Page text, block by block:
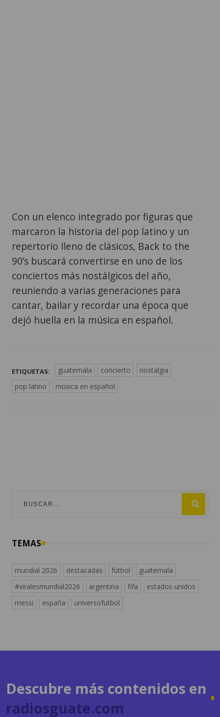
Con un elenco integrado por figuras que
marcaron la historia del pop latino y un
repertorio lleno de clásicos, Back to the
90’s buscará convertirse en uno de los
conciertos más nostálgicos del año,
reuniendo a varias generaciones para
cantar, bailar y recordar una época que
dejó huella en la música en español.
ETIQUETAS: guatemala concierto
nostalgia
pop latino
música en español
mundial 2026
messi
españa universofutbol
radiosguate.com